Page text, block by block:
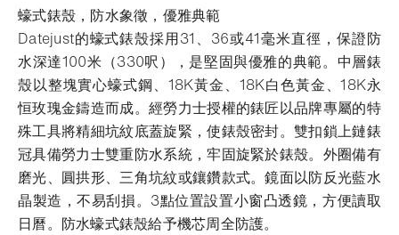
蠔式錶殼，防水象徵，優雅典範
Datejust的蠔式錶殼採用31、36或41毫米直徑，保證防
水深達100米（330呎），是堅固與優雅的典範。中層錶
殼以整塊實心蠔式鋼、18K黃金、18K白色黃金、18K永
恒玫瑰金鑄造而成。經勞力士授權的錶匠以品牌專屬的特
殊工具將精細坑紋底蓋旋緊，使錶殼密封。雙扣鎖上鏈錶
冠具備勞力士雙重防水系統，牢固旋緊於錶殼。外圈備有
磨光、圓拱形、三角坑紋或鑲鑽款式。鏡面以防反光藍水
晶製造，不易刮損。3點位置設置小窗凸透鏡，方便讀取
日曆。防水蠔式錶殼給予機芯周全防護。